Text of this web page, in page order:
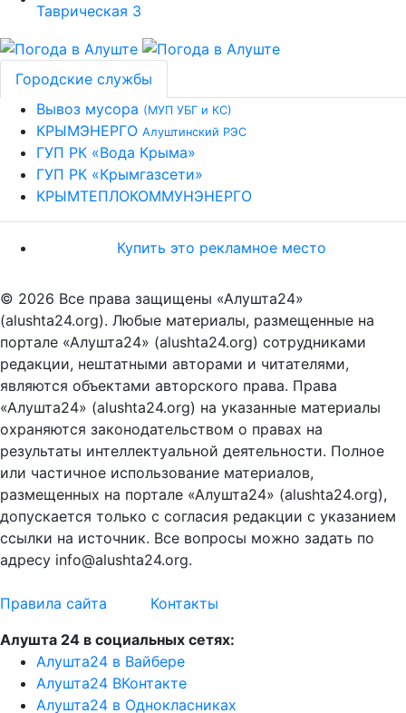
Городские службы
Вывоз мусора (МУП УБГ и КС)
КРЫМЭНЕРГО Алуштинский РЭС
ГУП РК «Вода Крыма»
ГУП РК «Крымгазсети»
КРЫМТЕПЛОКОММУНЭНЕРГО
Купить это рекламное место
© 2026 Все права защищены «Алушта24»
(alushta24.org). Любые материалы, размещенные на
портале «Алушта24» (alushta24.org) сотрудниками
редакции, нештатными авторами и читателями,
являются объектами авторского права. Права
«Алушта24» (alushta24.org) на указанные материалы
охраняются законодательством о правах на
результаты интеллектуальной деятельности. Полное
или частичное использование материалов,
размещенных на портале «Алушта24» (alushta24.org),
допускается только с согласия редакции с указанием
ссылки на источник. Все вопросы можно задать по
адресу info@alushta24.org.
Правила сайта
Контакты
Алушта 24 в социальных сетях:
Алушта24 в Вайбере
Алушта24 ВКонтакте
Алушта24 в Однокласниках